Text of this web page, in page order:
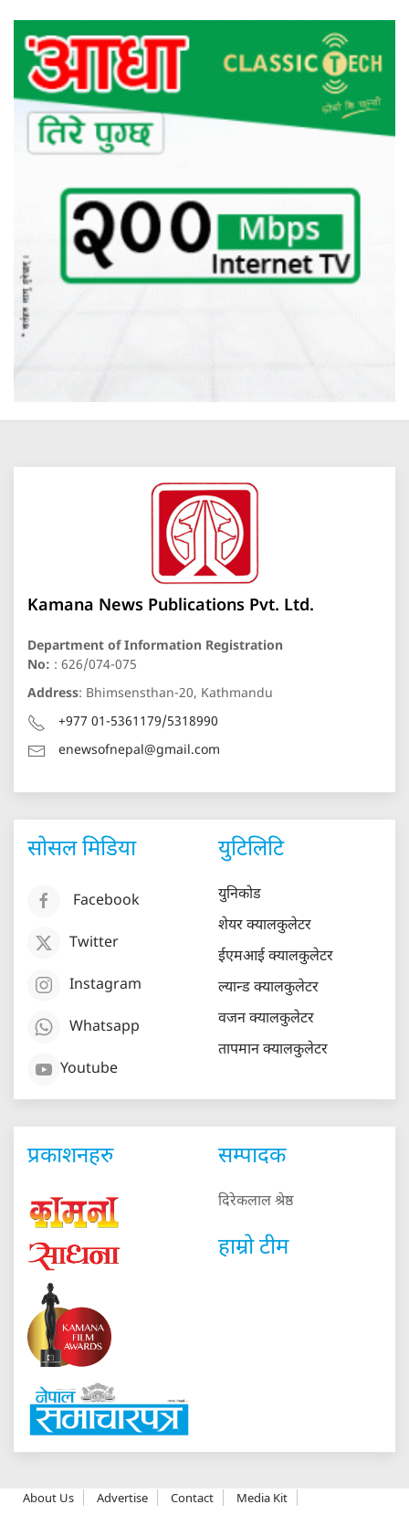
Kamana News Publications Pvt. Ltd.
Department of Information Registration
No: : 626/074-075
Address: Bhimsensthan-20, Kathmandu
+977 01-5361179/5318990
enewsofnepal@gmail.com
सोसल मिडिया
Facebook
Twitter
Instagram
Whatsapp
Youtube
युटिलिटि
युनिकोड
शेयर क्यालकुलेटर
ईएमआई क्यालकुलेटर
ल्यान्ड क्यालकुलेटर
वजन क्यालकुलेटर
तापमान क्यालकुलेटर
प्रकाशनहरु सम्पादक
दिरेकलाल श्रेष्ठ
हाम्रो टीम
About Us Advertise Contact Media Kit